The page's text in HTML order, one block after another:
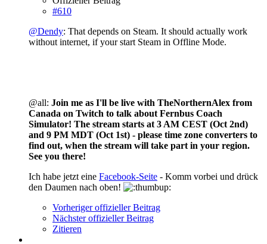
#610
@Dendy: That depends on Steam. It should actually work
without internet, if your start Steam in Offline Mode.
@all: Join me as I'll be live with TheNorthernAlex from
Canada on Twitch to talk about Fernbus Coach
Simulator! The stream starts at 3 AM CEST (Oct 2nd)
and 9 PM MDT (Oct 1st) - please time zone converters to
find out, when the stream will take part in your region.
See you there!
Ich habe jetzt eine Facebook-Seite - Komm vorbei und drück
den Daumen nach oben!
Vorheriger offizieller Beitrag
Nächster offizieller Beitrag
Zitieren